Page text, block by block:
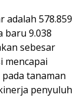
adalah 578.859
baru 9.038
sebesar
mencapai
tanaman
penyuluh